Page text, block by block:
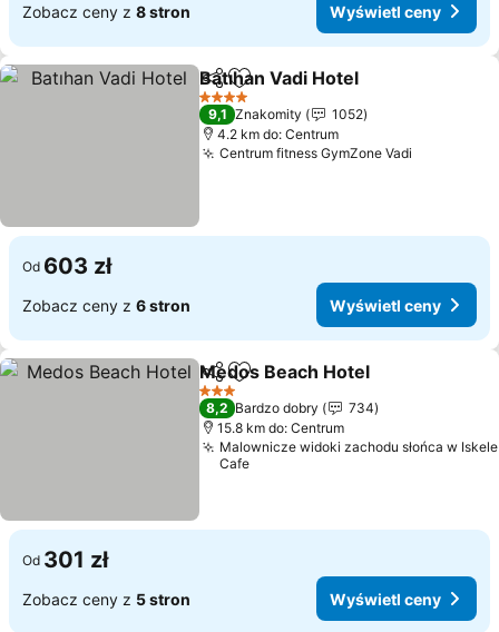
Zobacz ceny z 8 stron Wyświetl ceny
Udostępnij
Dodaj do ulubionych
Batıhan Vadi Hotel
4 Kategoria
9,1 Znakomity
1052
4.2 km do: Centrum
Centrum fitness GymZone Vadi
Od 603 zł
Zobacz ceny z 6 stron Wyświetl ceny
Udostępnij
Dodaj do ulubionych
Medos Beach Hotel
3 Kategoria
8,2 Bardzo dobry
734
15.8 km do: Centrum
Malownicze widoki zachodu słońca w Iskele
Cafe
Od 301 zł
Zobacz ceny z 5 stron Wyświetl ceny